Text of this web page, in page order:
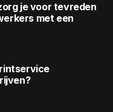
je voor tevreden
met een